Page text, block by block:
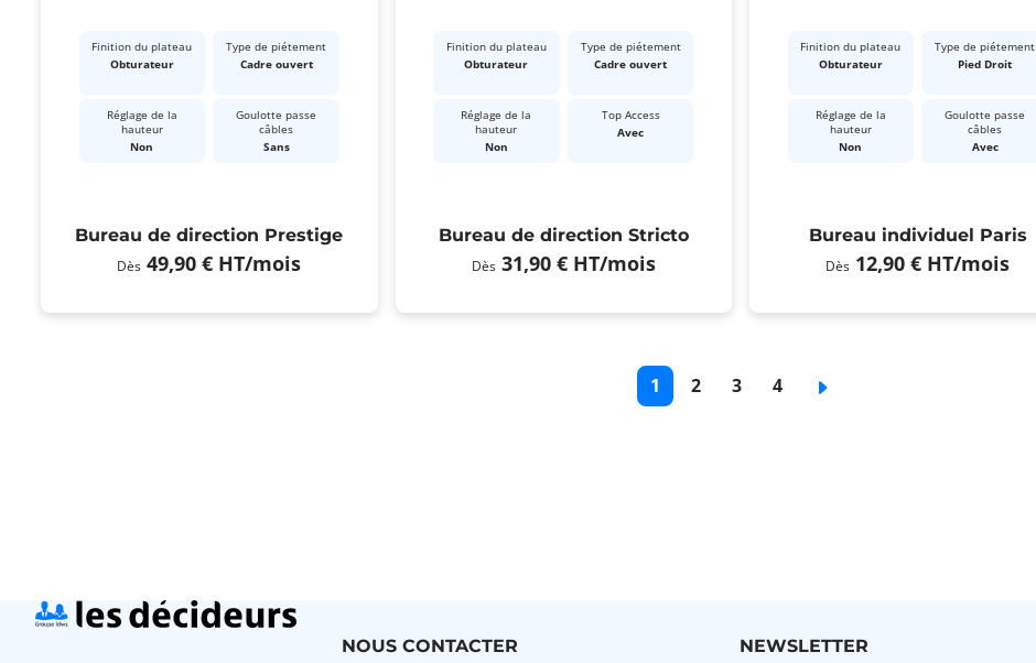
Finition du plateau
Obturateur
Type de piétement
Cadre ouvert
Réglage de la
hauteur
Non
Goulotte passe
câbles
Sans
Bureau de direction Prestige
Dès 49,90 € HT/mois
Finition du plateau
Obturateur
Type de piétement
Cadre ouvert
Réglage de la
hauteur
Non
Top Access
Avec
Bureau de direction Stricto
Dès 31,90 € HT/mois
Finition du plateau
Obturateur
Type de piétement
Pied Droit
Réglage de la
hauteur
Non
Goulotte passe
câbles
Avec
Bureau individuel Paris
Dès 12,90 € HT/mois
Page
courante
1
Page
2
Page
3
Page
4
Page
NOUS CONTACTER NEWSLETTER